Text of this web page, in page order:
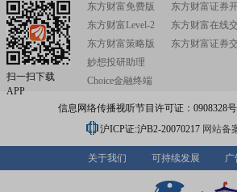
扫一扫下载
APP
东方财富免费版
东方财富Level-2
东方财富策略版
妙想投研助理
Choice金融终端
东方财富证券
东方财富在线
东方财富证券
信息网络传播视听节目许可证：0908328
沪ICP证:沪B2-20070217 网站备
关于我们 可持续发展 广